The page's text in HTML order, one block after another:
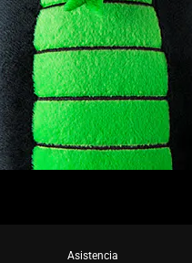
Asistencia